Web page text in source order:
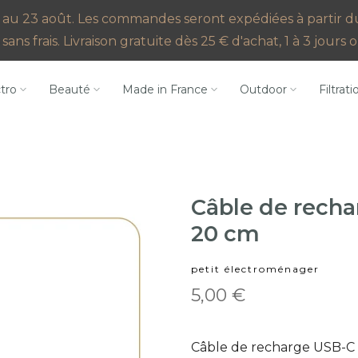
23 août. Les commandes seront expédiées à partir
frais. Livraison gratuite dès 25 € d'achat, 1 à 3 jours
Beauté Made in France Outdoor
Câble de
20 cm
petit électroménager
5,00 €
Câble de recharge USB-